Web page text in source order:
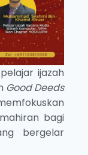
ijazah
Good Deeds
bagi
bergelar